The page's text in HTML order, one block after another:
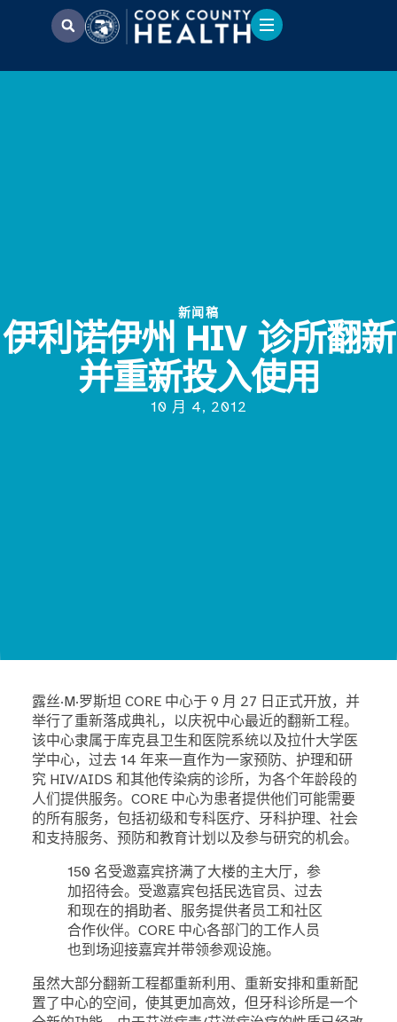
新闻稿
伊利诺伊州 HIV 诊所翻新
并重新投入使用
10 月 4, 2012
露丝·M·罗斯坦 CORE 中心于 9 月 27 日正式开放，并
举行了重新落成典礼，以庆祝中心最近的翻新工程。
该中心隶属于库克县卫生和医院系统以及拉什大学医
学中心，过去 14 年来一直作为一家预防、护理和研
究 HIV/AIDS 和其他传染病的诊所，为各个年龄段的
人们提供服务。CORE 中心为患者提供他们可能需要
的所有服务，包括初级和专科医疗、牙科护理、社会
和支持服务、预防和教育计划以及参与研究的机会。
150 名受邀嘉宾挤满了大楼的主大厅，参
加招待会。受邀嘉宾包括民选官员、过去
和现在的捐助者、服务提供者员工和社区
合作伙伴。CORE 中心各部门的工作人员
也到场迎接嘉宾并带领参观设施。
虽然大部分翻新工程都重新利用、重新安排和重新配
置了中心的空间，使其更加高效，但牙科诊所是一个